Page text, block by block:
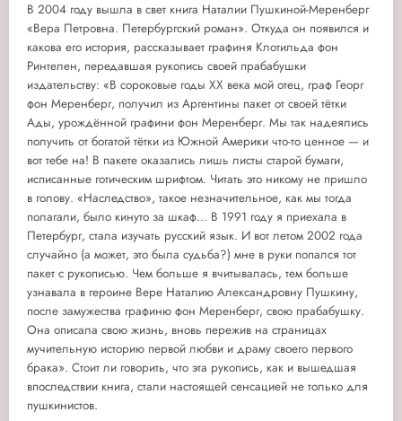
В 2004 году вышла в свет книга Наталии Пушкиной-Меренберг
«Вера Петровна. Петербургский роман». Откуда он появился и
какова его история, рассказывает графиня Клотильда фон
Ринтелен, передавшая рукопись своей прабабушки
издательству: «В сороковые годы XX века мой отец, граф Георг
фон Меренберг, получил из Аргентины пакет от своей тётки
Ады, урождённой графини фон Меренберг. Мы так надеялись
получить от богатой тётки из Южной Америки что-то ценное — и
вот тебе на! В пакете оказались лишь листы старой бумаги,
исписанные готическим шрифтом. Читать это никому не пришло
в голову. «Наследство», такое незначительное, как мы тогда
полагали, было кинуто за шкаф... В 1991 году я приехала в
Петербург, стала изучать русский язык. И вот летом 2002 года
случайно (а может, это была судьба?) мне в руки попался тот
пакет с рукописью. Чем больше я вчитывалась, тем больше
узнавала в героине Вере Наталию Александровну Пушкину,
после замужества графиню фон Меренберг, свою прабабушку.
Она описала свою жизнь, вновь пережив на страницах
мучительную историю первой любви и драму своего первого
брака». Стоит ли говорить, что эта рукопись, как и вышедшая
впоследствии книга, стали настоящей сенсацией не только для
пушкинистов.